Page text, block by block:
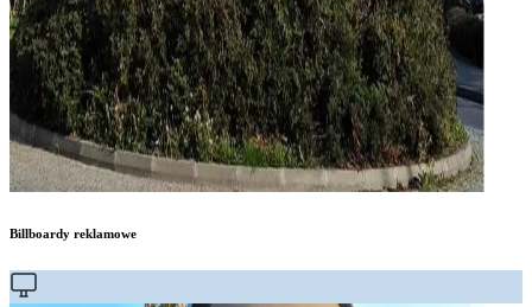
Billboardy reklamowe